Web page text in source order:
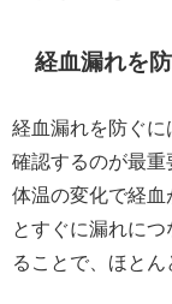
経血漏れを
経血漏れを防ぐ
確認するのが最
体温の変化で経血
とすぐに漏れに
ることで、ほとん